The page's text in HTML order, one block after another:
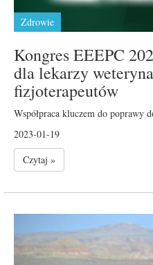
Zdrowie
Kongres EEEPC
dla lekarzy
fizjoterapeutów
Współpraca kluczem do poprawy
2023-01-19
Czytaj »